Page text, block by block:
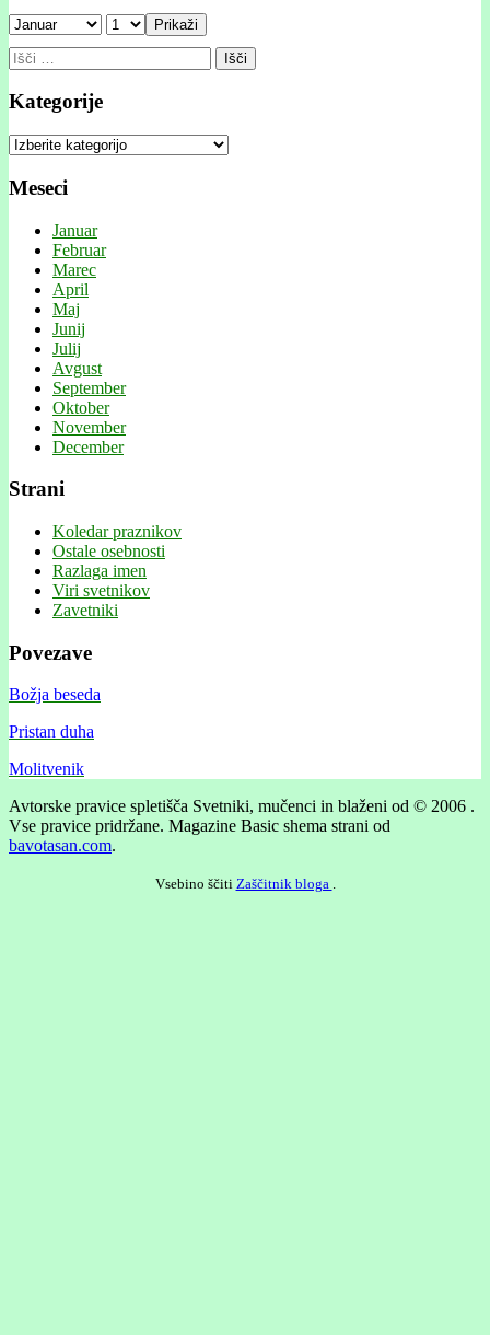
Prikaži
Išči:
Kategorije
Kategorije
Meseci
Januar
Februar
Marec
April
Maj
Junij
Julij
Avgust
September
Oktober
November
December
Strani
Koledar praznikov
Ostale osebnosti
Razlaga imen
Viri svetnikov
Zavetniki
Povezave
Božja beseda
Pristan duha
Molitvenik
Avtorske pravice spletišča Svetniki, mučenci in blaženi od © 2006 .
Vse pravice pridržane. Magazine Basic shema strani od
bavotasan.com.
Vsebino ščiti Zaščitnik bloga .